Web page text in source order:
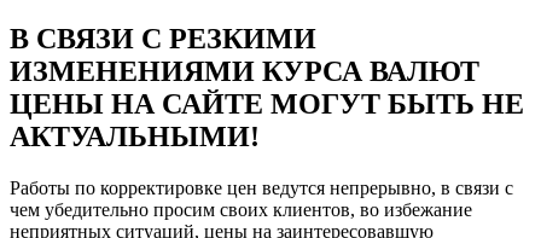
В СВЯЗИ С РЕЗКИМИ
ИЗМЕНЕНИЯМИ КУРСА ВАЛЮТ
ЦЕНЫ НА САЙТЕ МОГУТ БЫТЬ НЕ
АКТУАЛЬНЫМИ!
Работы по корректировке цен ведутся непрерывно, в связи с
чем убедительно просим своих клиентов, во избежание
неприятных ситуаций, цены на заинтересовавшую